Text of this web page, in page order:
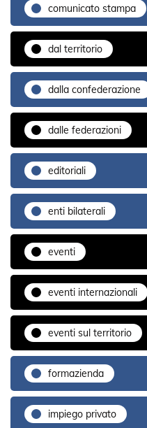
comunicato stampa
dal territorio
dalla confederazione
dalle federazioni
editoriali
enti bilaterali
eventi
eventi internazionali
eventi sul territorio
formazienda
impiego privato